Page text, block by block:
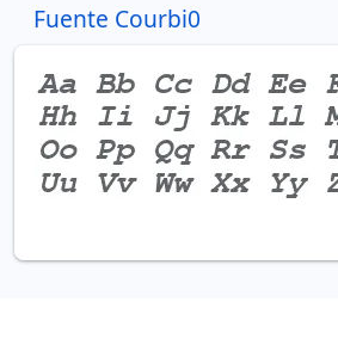
Fuente Courbi0